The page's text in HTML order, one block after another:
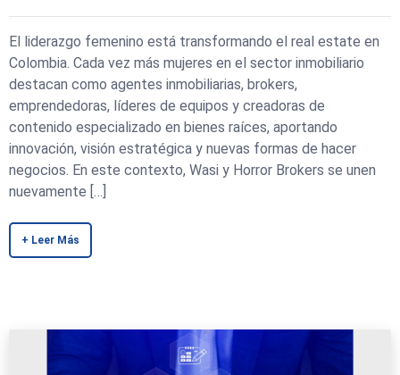
El liderazgo femenino está transformando el real estate en
Colombia. Cada vez más mujeres en el sector inmobiliario
destacan como agentes inmobiliarias, brokers,
emprendedoras, líderes de equipos y creadoras de
contenido especializado en bienes raíces, aportando
innovación, visión estratégica y nuevas formas de hacer
negocios. En este contexto, Wasi y Horror Brokers se unen
nuevamente […]
+ Leer Más